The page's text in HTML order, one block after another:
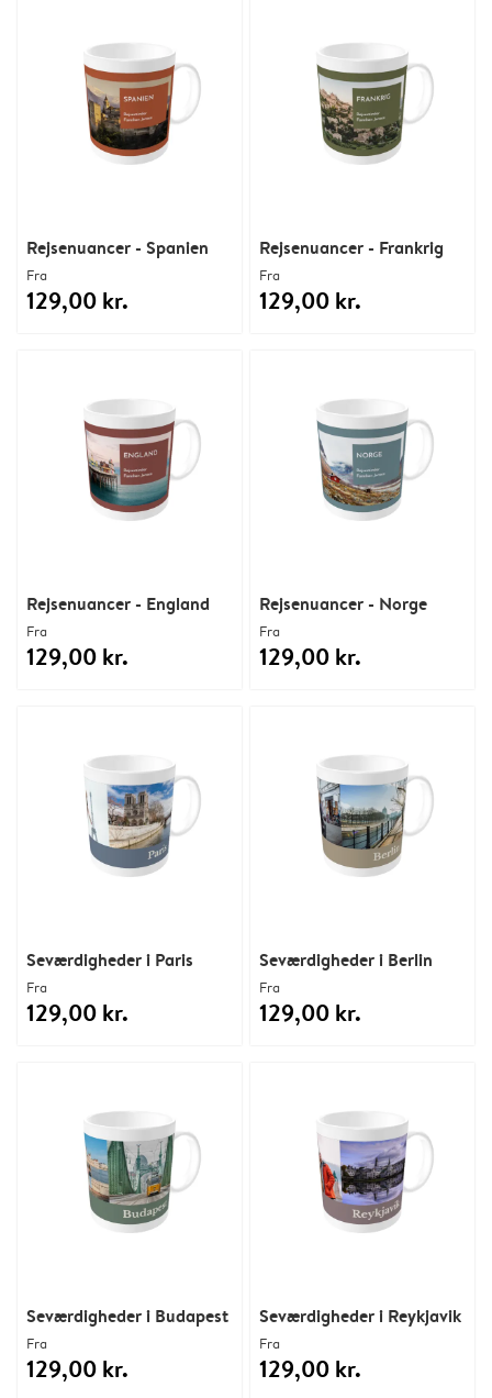
Rejsenuancer - Spanien
Fra
129,00 kr.
Rejsenuancer - Frankrig
Fra
129,00 kr.
Rejsenuancer - England
Fra
129,00 kr.
Rejsenuancer - Norge
Fra
129,00 kr.
Seværdigheder i Paris
Fra
129,00 kr.
Seværdigheder i Berlin
Fra
129,00 kr.
Seværdigheder i Budapest
Fra
129,00 kr.
Seværdigheder i Reykjavik
Fra
129,00 kr.